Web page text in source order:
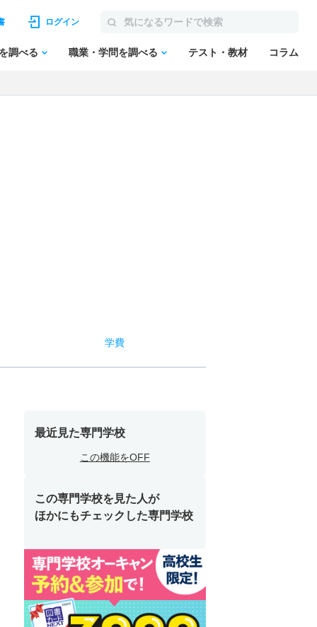
ログイン
調べる 職業・学問を調べる テスト・教材 コラム
学費
最近見た専門学校
この機能をOFF
この専門学校を見た人が
ほかにもチェックした専門学校